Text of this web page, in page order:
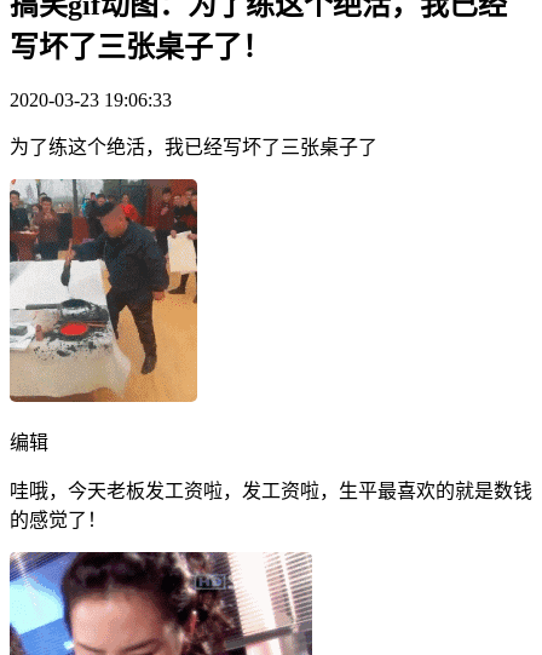
写坏了三张桌子了！
2020-03-23 19:06:33
为了练这个绝活，我已经写坏了三张桌子了
编辑
哇哦，今天老板发工资啦，发工资啦，生平最喜欢的就是数钱
的感觉了！